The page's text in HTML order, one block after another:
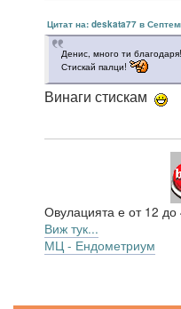
Цитат на: deskata77 в
Денис, много ти благодаря!
Стискай палци!
Винаги стискам
Овулацията е от 12 до
Виж тук...
МЦ - Ендометриум